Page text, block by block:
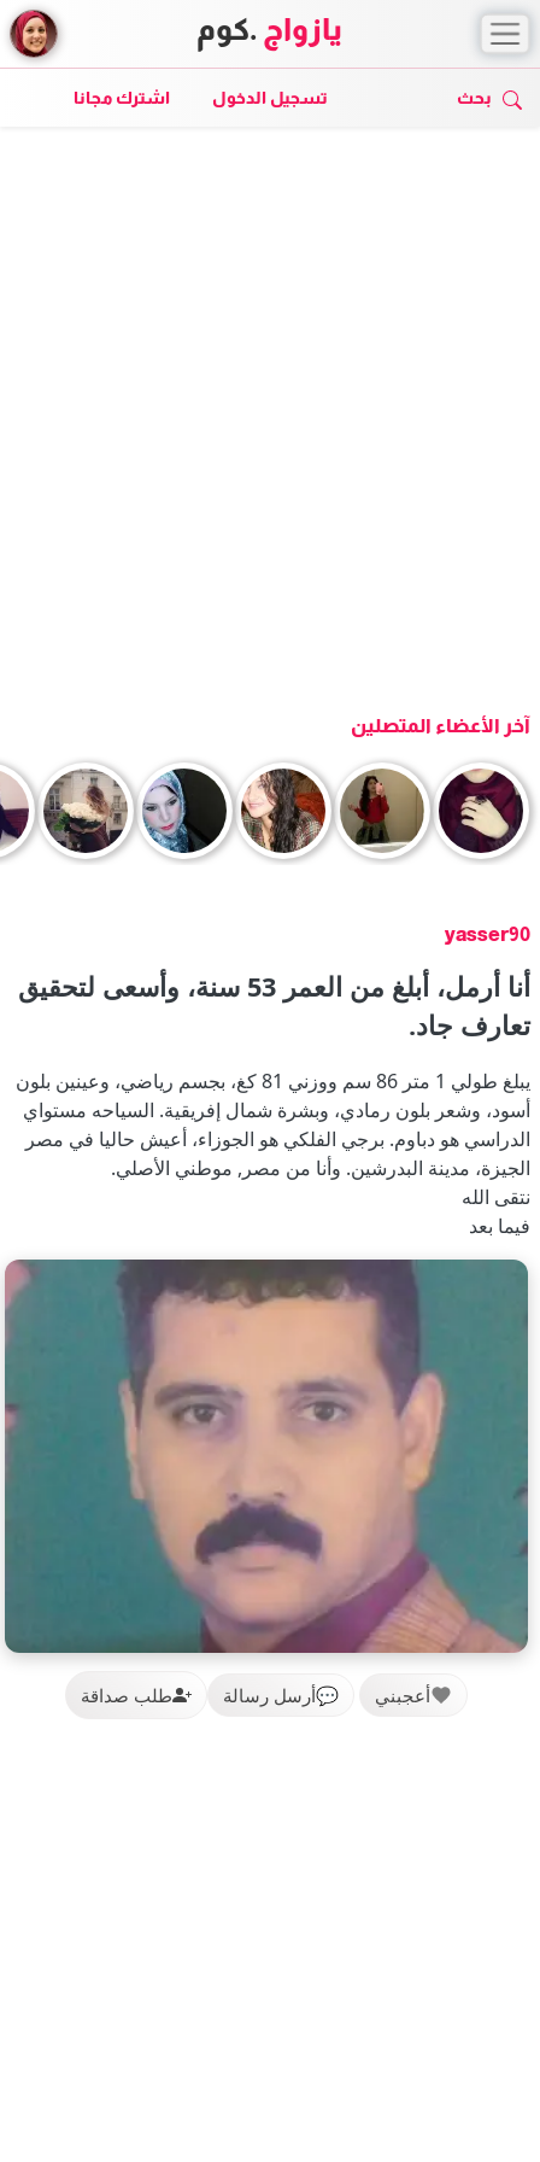
يازواج .كوم
بحث تسجيل الدخول اشترك مجانا
آخر الأعضاء المتصلين
yasser90
أنا أرمل، أبلغ من العمر 53 سنة، وأسعى لتحقيق
تعارف جاد.
يبلغ طولي 1 متر 86 سم ووزني 81 كغ، بجسم رياضي، وعينين بلون
أسود، وشعر بلون رمادي، وبشرة شمال إفريقية. السياحه مستواي
الدراسي هو دباوم. برجي الفلكي هو الجوزاء، أعيش حاليا في مصر
الجيزة، مدينة البدرشين. وأنا من مصر, موطني الأصلي.
نتقى الله
فيما بعد
أعجبني 💬أرسل رسالة طلب صداقة